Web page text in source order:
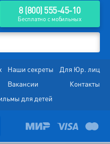
8 (800) 555-45-10
Бесплатно с мобильных
Наши секреты
Для Юр. лиц
Вакансии
Контакты
для детей